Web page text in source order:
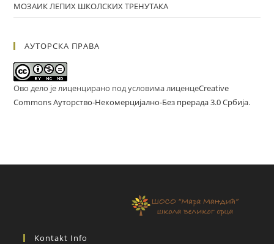
МОЗАИК ЛЕПИХ ШКОЛСКИХ ТРЕНУТАКА
АУТОРСКА ПРАВА
Ово дело је лиценцирано под условима лиценцеCreative
Commons Ауторство-Некомерцијално-Без прерада 3.0 Србија.
Kontakt Info